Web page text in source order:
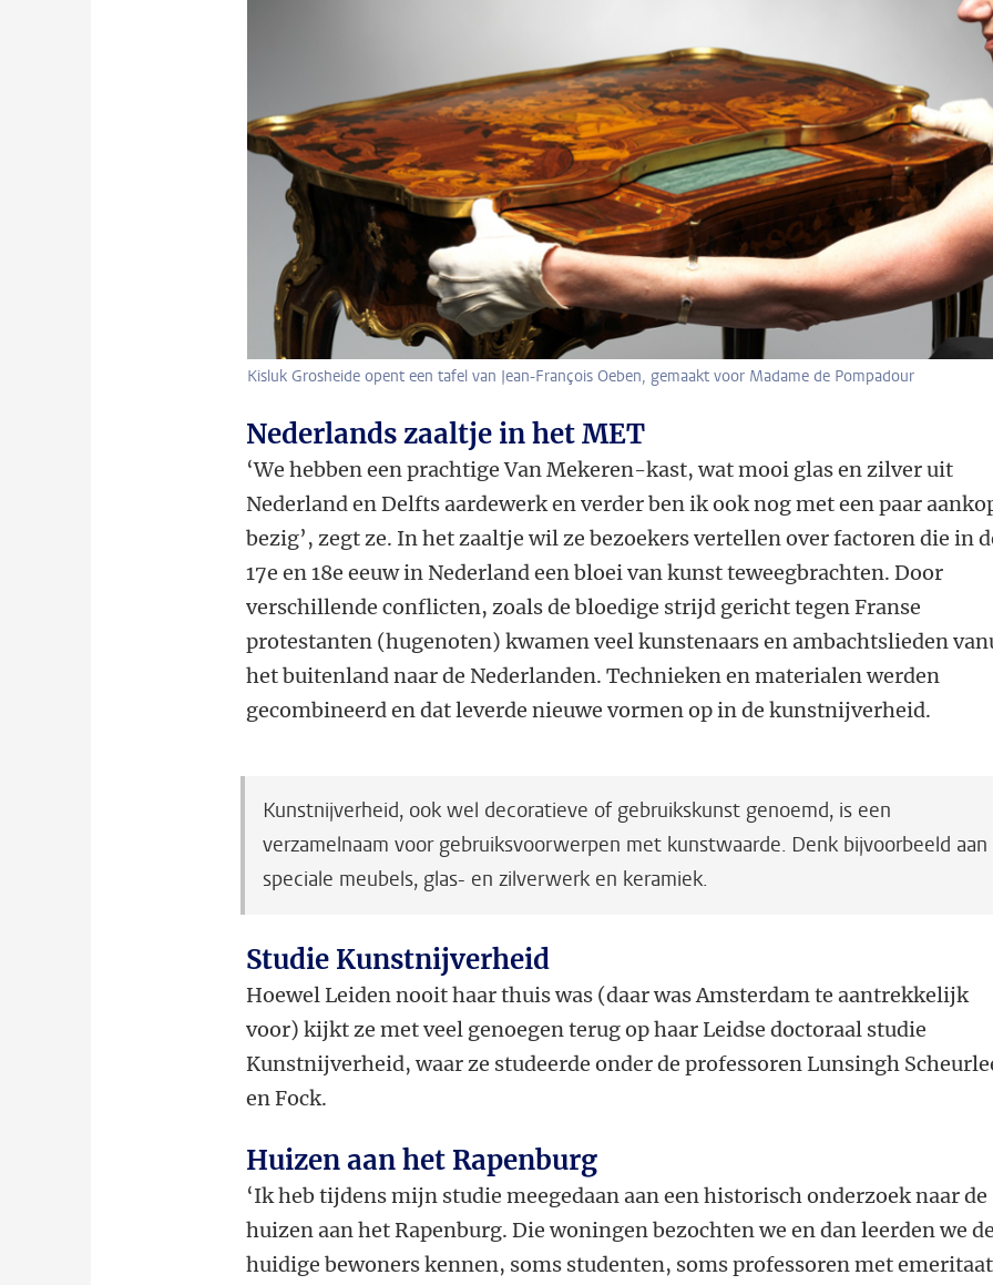
Kisluk Grosheide opent een tafel van Jean-François Oeben, gemaakt voor Madame de Pompadour
Nederlands zaaltje in het MET
‘We hebben een prachtige Van Mekeren-kast, wat mooi glas en zilver uit
Nederland en Delfts aardewerk en verder ben ik ook nog met een paar
bezig’, zegt ze. In het zaaltje wil ze bezoekers vertellen over factoren die in
17e en 18e eeuw in Nederland een bloei van kunst teweegbrachten. Door
verschillende conflicten, zoals de bloedige strijd gericht tegen Franse
protestanten (hugenoten) kwamen veel kunstenaars en ambachtslieden
het buitenland naar de Nederlanden. Technieken en materialen werden
gecombineerd en dat leverde nieuwe vormen op in de kunstnijverheid.
Kunstnijverheid, ook wel decoratieve of gebruikskunst genoemd, is een
verzamelnaam voor gebruiksvoorwerpen met kunstwaarde. Denk bijvoorbeeld aan
speciale meubels, glas- en zilverwerk en keramiek.
Studie Kunstnijverheid
Hoewel Leiden nooit haar thuis was (daar was Amsterdam te aantrekkelijk
voor) kijkt ze met veel genoegen terug op haar Leidse doctoraal studie
Kunstnijverheid, waar ze studeerde onder de professoren Lunsingh
en Fock.
Huizen aan het Rapenburg
‘Ik heb tijdens mijn studie meegedaan aan een historisch onderzoek naar de
huizen aan het Rapenburg. Die woningen bezochten we en dan leerden we de
huidige bewoners kennen, soms studenten, soms professoren met